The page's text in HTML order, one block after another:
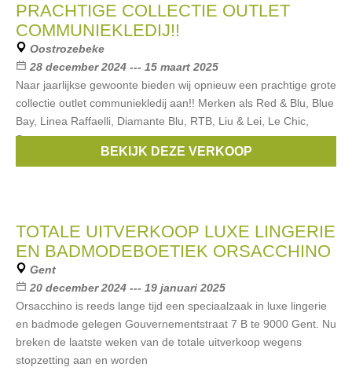
PRACHTIGE COLLECTIE OUTLET
COMMUNIEKLEDIJ!!
Oostrozebeke
28 december 2024 --- 15 maart 2025
Naar jaarlijkse gewoonte bieden wij opnieuw een prachtige grote
collectie outlet communiekledij aan!! Merken als Red & Blu, Blue
Bay, Linea Raffaelli, Diamante Blu, RTB, Liu & Lei, Le Chic,
Scapa,
Scapa,Blue Bay,Red & Blu,Gymp
BEKIJK DEZE VERKOOP
TOTALE UITVERKOOP LUXE LINGERIE
EN BADMODEBOETIEK ORSACCHINO
Gent
20 december 2024 --- 19 januari 2025
Orsacchino is reeds lange tijd een speciaalzaak in luxe lingerie
en badmode gelegen Gouvernementstraat 7 B te 9000 Gent. Nu
breken de laatste weken van de totale uitverkoop wegens
stopzetting aan en worden